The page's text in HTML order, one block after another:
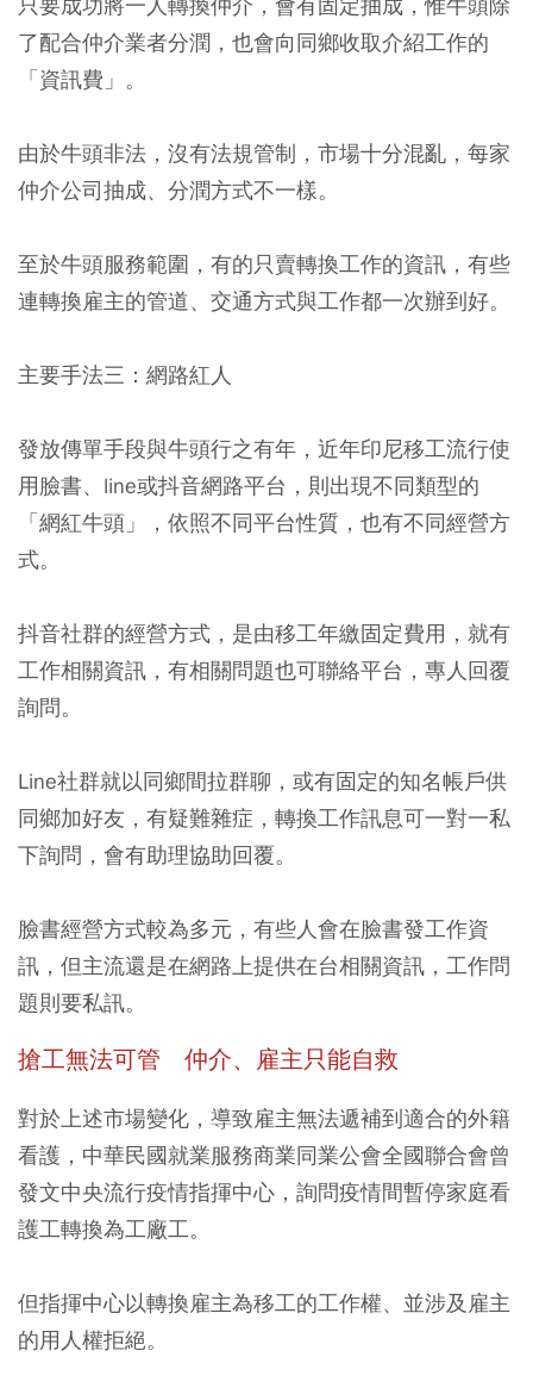
了配合仲介業者分潤，也會向同鄉收取介紹工作的
「資訊費」。
由於牛頭非法，沒有法規管制，市場十分混亂，每家
仲介公司抽成、分潤方式不一樣。
至於牛頭服務範圍，有的只賣轉換工作的資訊，有些
連轉換雇主的管道、交通方式與工作都一次辦到好。
主要手法三：網路紅人
發放傳單手段與牛頭行之有年， 近年印尼移工流行使
用臉書、line或抖音網路平台 ，則出現不同類型的
「網紅牛頭」，依照不同平台性質，也有不同經營方
式。
抖音社群的經營方式，是由移工年繳固定費用，就有
工作相關資訊，有相關問題也可聯絡平台，專人回覆
詢問。
Line社群就以同鄉間拉群聊，或有固定的知名帳戶供
同鄉加好友，有疑難雜症，轉換工作訊息可一對一私
下詢問，會有助理協助回覆。
臉書經營方式較為多元，有些人會在臉書發工作資
訊，但主流還是在網路上提供在台相關資訊，工作問
題則要私訊。
搶工無法可管 仲介、雇主只能自救
對於上述市場變化，導致雇主無法遞補到適合的外籍
看護，中華民國就業服務商業同業公會全國聯合會曾
發文中央流行疫情指揮中心，詢問疫情間暫停家庭看
護工轉換為工廠工。
但指揮中心以轉換雇主為移工的工作權、並涉及雇主
的用人權拒絕。